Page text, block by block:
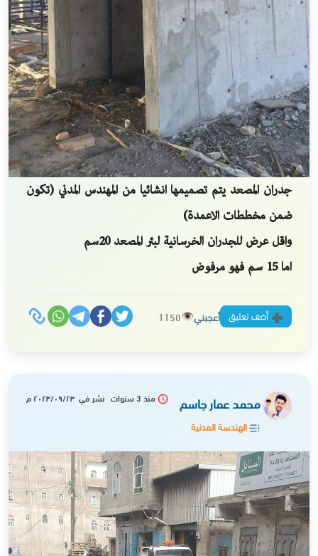
جدران المصعد يتم تصميمها انشائيا من المهندس المدني (تكون
ضمن مخططات الاعمدة)
‏واقل عرض للجدران الخرسانية لبئر المصعد 20سم
‏اما 15 سم فهو مرفوض
أضف تعليق أعجبني 1150
محمد عمار جاسم
الهندسة المدنية
منذ 3 سنوات نشر في ٢٠٢٣/٠٩/٢٣ م